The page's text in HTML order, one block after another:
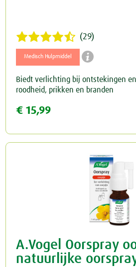
(29)
Medisch Hulpmiddel 
Biedt verlichting bij ontstekingen
roodheid, prikken en branden
€ 15,99
A.Vogel Oorspray
natuurlijke